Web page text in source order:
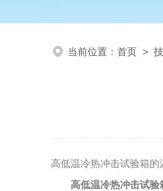
当前位置： 首页 >
高低温冷热冲击试验箱的
高低温冷热冲击试验